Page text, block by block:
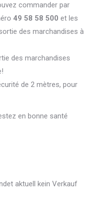
commander par
49 58 58 500 et les
des marchandises à
des marchandises
de 2 mètres, pour
en bonne santé
aktuell kein Verkauf